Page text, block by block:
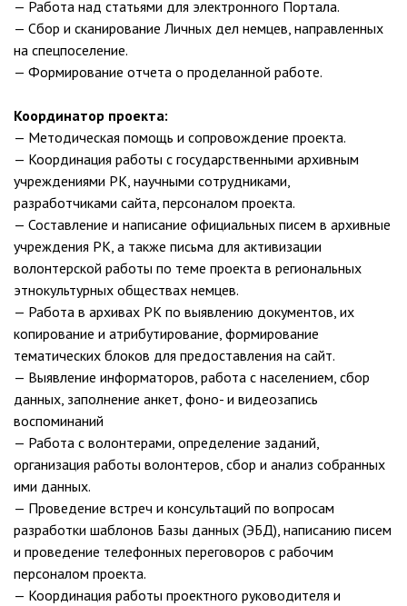
— Работа над статьями для электронного Портала.
— Сбор и сканирование Личных дел немцев, направленных
на спецпоселение.
— Формирование отчета о проделанной работе.
Координатор проекта:
— Методическая помощь и сопровождение проекта.
— Координация работы с государственными архивным
учреждениями РК, научными сотрудниками,
разработчиками сайта, персоналом проекта.
— Составление и написание официальных писем в архивные
учреждения РК, а также письма для активизации
волонтерской работы по теме проекта в региональных
этнокультурных обществах немцев.
— Работа в архивах РК по выявлению документов, их
копирование и атрибутирование, формирование
тематических блоков для предоставления на сайт.
— Выявление информаторов, работа с населением, сбор
данных, заполнение анкет, фоно- и видеозапись
воспоминаний
— Работа с волонтерами, определение заданий,
организация работы волонтеров, сбор и анализ собранных
ими данных.
— Проведение встреч и консультаций по вопросам
разработки шаблонов Базы данных (ЭБД), написанию писем
и проведение телефонных переговоров с рабочим
персоналом проекта.
— Координация работы проектного руководителя и